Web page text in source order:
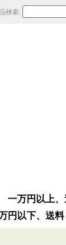
検索:
一万円以上
円以下、送料